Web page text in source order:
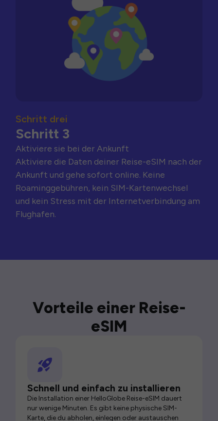
Schritt drei
Schritt 3
Aktiviere sie bei der Ankunft
Aktiviere die Daten deiner Reise-eSIM nach der
Ankunft und gehe sofort online. Keine
Roaminggebühren, kein SIM-Kartenwechsel
und kein Stress mit der Internetverbindung am
Flughafen.
Vorteile einer Reise-
eSIM
Schnell und einfach zu installieren
Die Installation einer HelloGlobe Reise-eSIM dauert
nur wenige Minuten. Es gibt keine physische SIM-
Karte, die du abholen, einlegen oder austauschen